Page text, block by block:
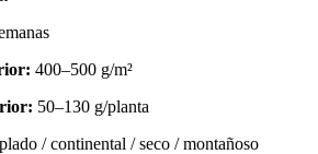
400–500 g/m²
50–130 g/planta
/ continental / seco / montañoso